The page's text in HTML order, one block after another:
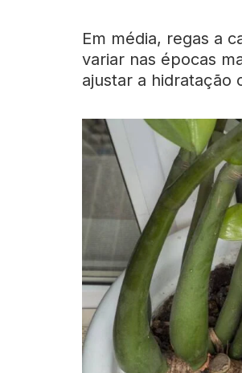
Em média, regas a
variar nas épocas
ajustar a hidratação